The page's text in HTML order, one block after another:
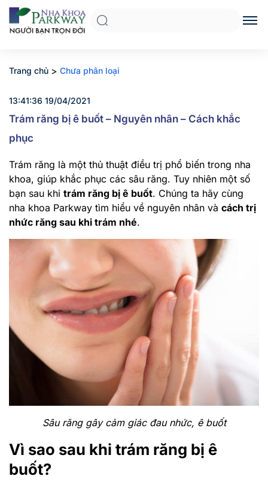
Trang chủ > Chưa phân loại
13:41:36 19/04/2021
Trám răng bị ê buốt – Nguyên nhân – Cách khắc
phục
Trám răng là một thủ thuật điều trị phổ biến trong nha
khoa, giúp khắc phục các sâu răng. Tuy nhiên một số
bạn sau khi trám răng bị ê buốt. Chúng ta hãy cùng
nha khoa Parkway tìm hiểu về nguyên nhân và cách trị
nhức răng sau khi trám nhé.
Sâu răng gây cảm giác đau nhức, ê buốt
Vì sao sau khi trám răng bị ê
buốt?